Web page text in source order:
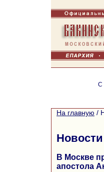
С
На главную /
В Москве
апостола